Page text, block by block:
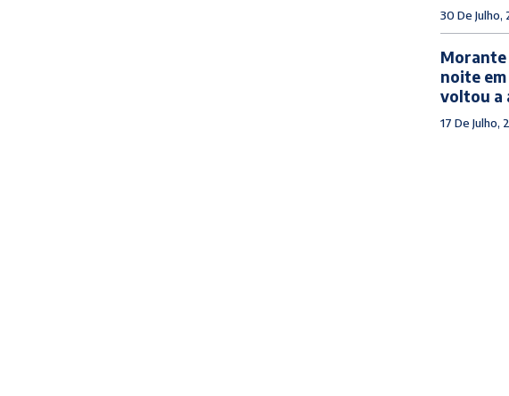
30 De Julho,
Morante
noite em
voltou a
17 De Julho,